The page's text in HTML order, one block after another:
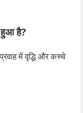
हुआ है?
में वृद्धि और कच्चे